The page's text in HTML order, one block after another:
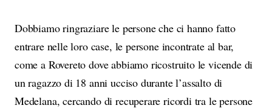
Dobbiamo ringraziare le persone che ci hanno fatto
entrare nelle loro case, le persone incontrate al bar,
come a Rovereto dove abbiamo ricostruito le vicende di
un ragazzo di 18 anni ucciso durante l’assalto di
Medelana, cercando di recuperare ricordi tra le persone